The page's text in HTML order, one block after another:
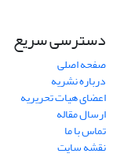
دسترسی سریع
صفحه اصلی
درباره نشریه
اعضای هیات تحریریه
ارسال مقاله
تماس با ما
نقشه سایت